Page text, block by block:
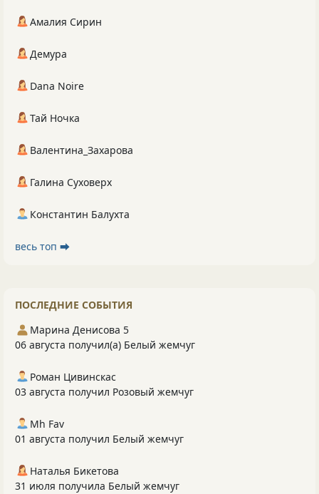
Амалия Сирин
Демура
Dana Noire
Тай Ночка
Валентина_Захарова
Галина Суховерх
Константин Балухта
весь топ ⮕
ПОСЛЕДНИЕ СОБЫТИЯ
Марина Денисова 5
06 августа получил(а) Белый жемчуг
Роман Цивинскас
03 августа получил Розовый жемчуг
Mh Fav
01 августа получил Белый жемчуг
Наталья Бикетова
31 июля получила Белый жемчуг